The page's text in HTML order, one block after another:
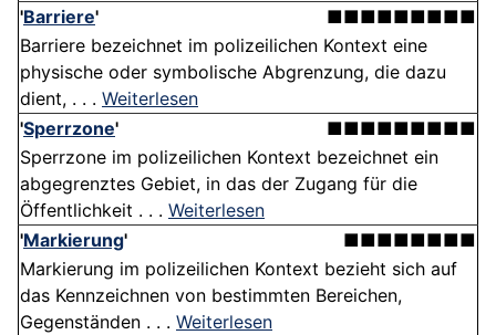
'Barriere'
■■■■■■■■■
Barriere bezeichnet im polizeilichen Kontext eine
physische oder symbolische Abgrenzung, die dazu
dient, . . . Weiterlesen
'Sperrzone'
■■■■■■■■■
Sperrzone im polizeilichen Kontext bezeichnet ein
abgegrenztes Gebiet, in das der Zugang für die
Öffentlichkeit . . . Weiterlesen
'Markierung'
■■■■■■■■
Markierung im polizeilichen Kontext bezieht sich auf
das Kennzeichnen von bestimmten Bereichen,
Gegenständen . . . Weiterlesen